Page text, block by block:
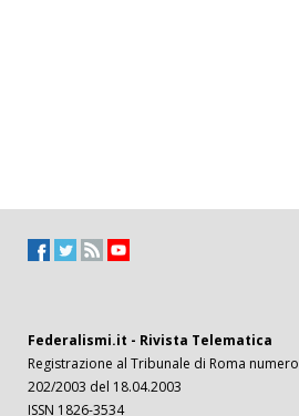
Federalismi.it - Rivista Telematica
Registrazione al Tribunale di Roma numero
202/2003 del 18.04.2003
ISSN 1826-3534